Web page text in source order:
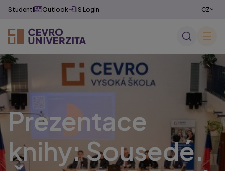
Studenti Outlook IS Login CZ
Prezentace
knihy: Sousedé.